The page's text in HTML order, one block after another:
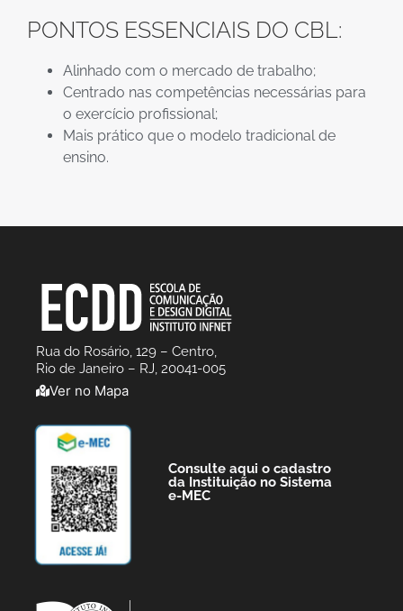
PONTOS ESSENCIAIS DO CBL:
Alinhado com o mercado de trabalho;
Centrado nas competências necessárias para
o exercício profissional;
Mais prático que o modelo tradicional de
ensino.
Rua do Rosário, 129 – Centro,
Rio de Janeiro – RJ, 20041-005
Ver no Mapa
Consulte aqui o cadastro
da Instituição no Sistema
e-MEC